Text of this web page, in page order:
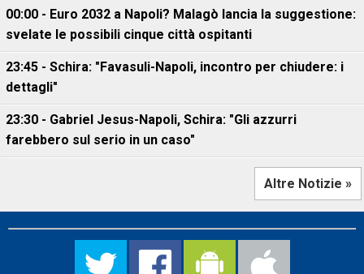
00:00 - Euro 2032 a Napoli? Malagò lancia la suggestione:
svelate le possibili cinque città ospitanti
23:45 - Schira: "Favasuli-Napoli, incontro per chiudere: i
dettagli"
23:30 - Gabriel Jesus-Napoli, Schira: "Gli azzurri
farebbero sul serio in un caso"
Altre Notizie »